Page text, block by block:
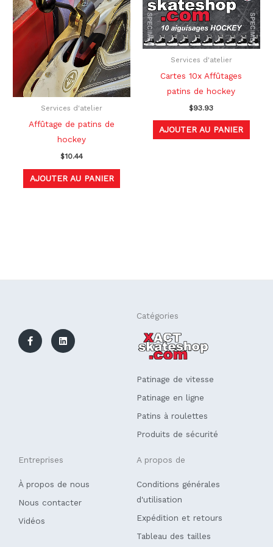
Services d'atelier
Affûtage de patins de
hockey
$10.44
AJOUTER AU PANIER
Services d'atelier
Cartes 10x Affûtages
patins de hockey
$93.93
AJOUTER AU PANIER
c
e
b
n
k
e
Catégories
Patinage de vitesse
Patinage en ligne
Patins à roulettes
Produits de sécurité
Entreprises
À propos de nous
Nous contacter
Vidéos
A propos de
Conditions générales
d'utilisation
Expédition et retours
Tableau des tailles